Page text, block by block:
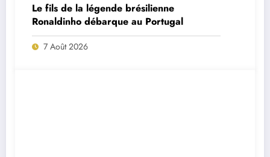
Le fils de la légende brésilienne
Ronaldinho débarque au Portugal
7 Août 2026